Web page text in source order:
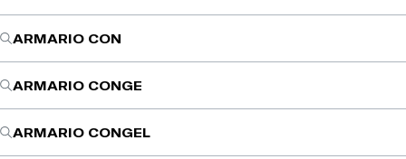
ARMARIO CON
ARMARIO CONGE
ARMARIO CONGEL